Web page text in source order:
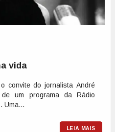
vida
convite do jornalista André
um programa da Rádio
Uma...
LEIA MAIS